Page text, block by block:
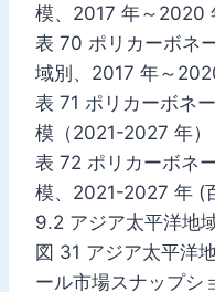
模、2017 年～2020
表 70 ポリカーボネ
域別、2017 年～
表 71 ポリカーボネ
模（2021-2027 年）
表 72 ポリカーボネ
模、2021-2027 年 (
9.2 アジア太平洋地
図 31 アジア太平洋
ール市場スナップシ